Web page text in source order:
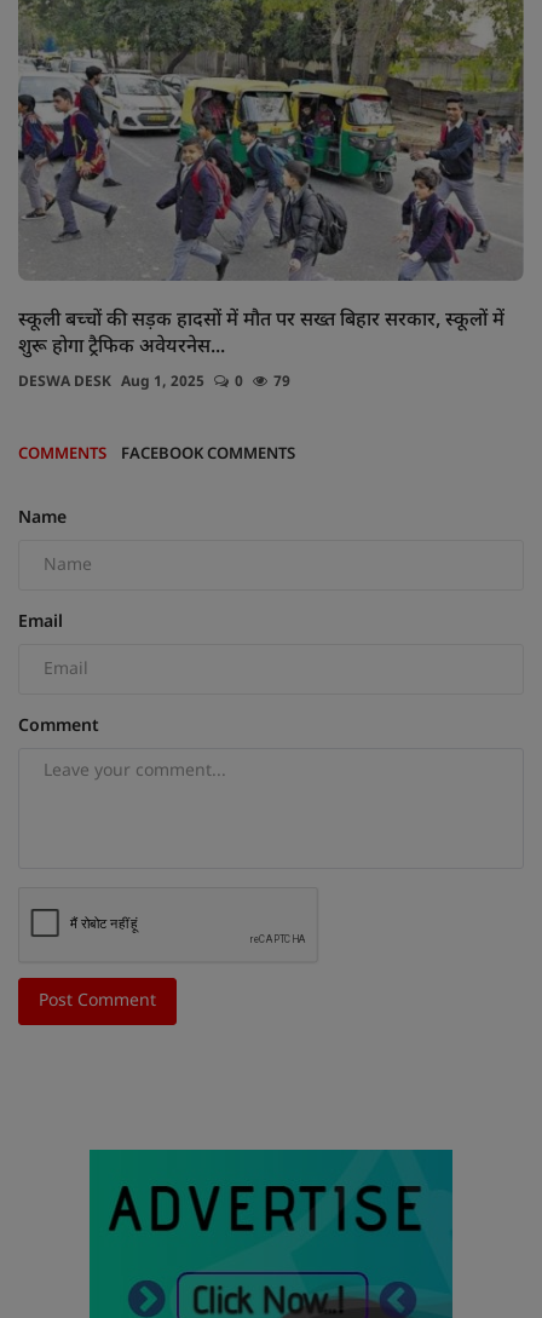
स्कूली बच्चों की सड़क हादसों में मौत पर सख्त बिहार सरकार, स्कूलों में
शुरू होगा ट्रैफिक अवेयरनेस...
DESWA DESK Aug 1, 2025 0 79
COMMENTS FACEBOOK COMMENTS
Name
Email
Comment
Post Comment